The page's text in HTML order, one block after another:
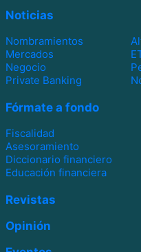
Noticias
Nombramientos
Mercados
Negocio
Private Banking
Fórmate a fondo
Fiscalidad
Asesoramiento
Diccionario financiero
Educación financiera
Revistas
Opinión